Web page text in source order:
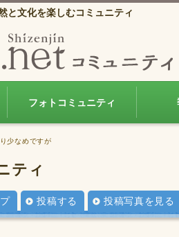
と文化を楽しむコミュニティ
フォトコミュニティ
少なめですが
ティ
投稿する 投稿写真を見る